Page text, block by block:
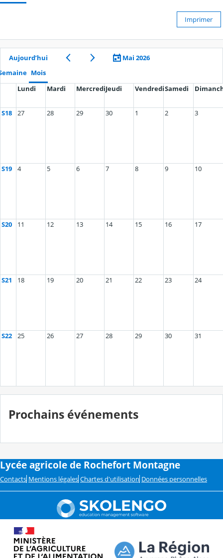
Imprimer
Aujourd’hui
Mai 2026
Mois
Lundi
Mardi MercrediJeudi VendrediSamedi
S18 27 28 29 30 1 2 3
S19 4 5 6 7 8 9 10
S20 11 12 13 14 15 16 17
S21 18 19 20 21 22 23 24
S22 25 26 27 28 29 30 31
Prochains événements
Lycée agricole de Rochefort Montagne
Contacts Mentions légales Chartes d'utilisation Données personnelles